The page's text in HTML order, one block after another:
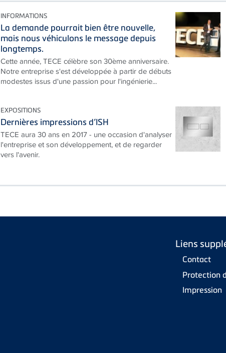
INFORMATIONS
La demande pourrait bien être nouvelle,
mais nous véhiculons le message depuis
longtemps.
Cette année, TECE célèbre son 30ème anniversaire.
Notre entreprise s'est développée à partir de débuts
modestes issus d'une passion pour l'ingénierie...
EXPOSITIONS
Dernières impressions d’ISH
TECE aura 30 ans en 2017 - une occasion d'analyser
l'entreprise et son développement, et de regarder
vers l'avenir.
Liens
Contact
Protection
Impression